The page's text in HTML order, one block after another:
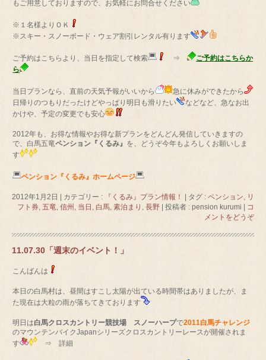
もご用意しておりますので、お気軽にお問合せください
※１名様よりＯＫ
※スキー・スノーボード・ウェア割引レンタル有ります
ご予約はこちらより、当日を指定して検索 ⇒
ご予約はこちらか
ら
当日プランなら、直前の天気予報がいいから
急に休みができたから
日帰りのつもりだったけどやっぱり明日も滑りたい
などなど、急なお出
かけや、予定の変更でも安心
2012年も、お得な情報やお得な新プランをどんどん発信していきますの
で、白馬五竜ペンション『くるみ』 を、どうぞ今年もよろしくお願いしま
す
ペンション『くるみ』ホームページ
2012年1月2日 カテゴリー : 『くるみ』プラン情報！ タグ : ペンション, リ
フト券, 五竜, 信州 , 当日 , 白馬, 素泊まり , 長野 投稿者 : pension kurumi
コ
メントをどうぞ
11.07.30「週末のイベント！」
こんばんは
本日の白馬村は、昼間はすこし太陽が出ている時間帯はありましたが、ま
た現在は大粒の雨が落ちてきております
明日は白馬クロスカントリー競技場 スノーハープで2011白馬チャレンジ
のマウンテンバイクJapanシリーズクロスカントリーレースが開催されま
す
⇒ 詳細